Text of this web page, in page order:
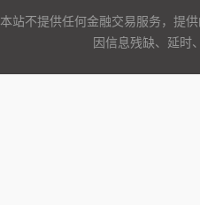
本站不提供任何金融交易服务，提
因信息残缺、延时